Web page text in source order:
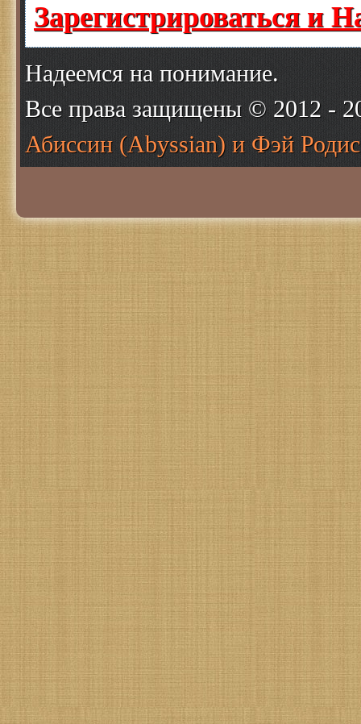
Зарегистрироваться и
Надеемся на понимание.
Все права защищены © 2012 -
Абиссин (Abyssian) и Фэй